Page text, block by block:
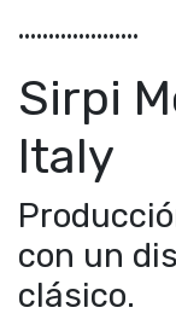
••••••••••••••••••••
Sirpi
Italy
con un
clásico.